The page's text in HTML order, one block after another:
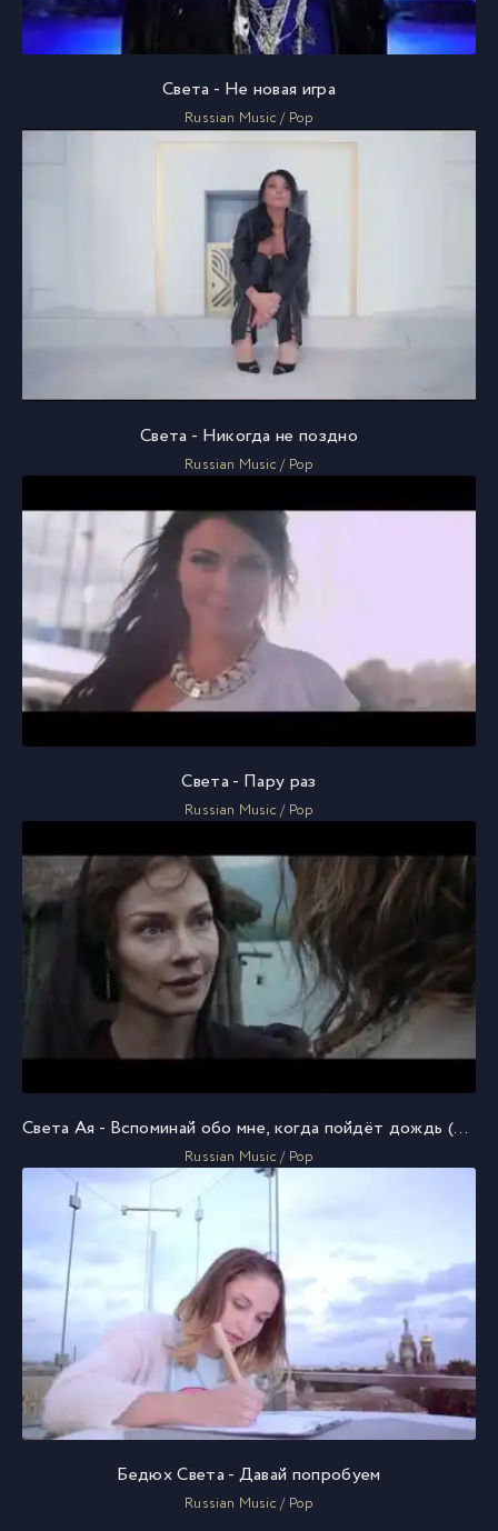
Света - Не новая игра
Russian Music / Pop
Света - Никогда не поздно
Russian Music / Pop
Света - Пару раз
Russian Music / Pop
Света Ая - Вспоминай обо мне, когда пойдёт дождь (OST Викинг)
Russian Music / Pop
Бедюх Света - Давай попробуем
Russian Music / Pop